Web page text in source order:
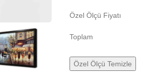
Özel Ölçü Fiyatı
Toplam
Özel Ölçü Temizle